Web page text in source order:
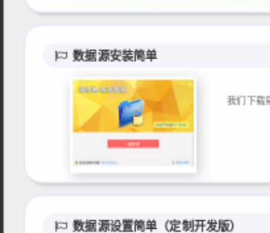
数据源安装简单
数据源设置简单（定制开发版）